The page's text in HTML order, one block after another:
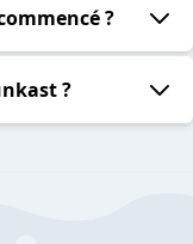
?
?